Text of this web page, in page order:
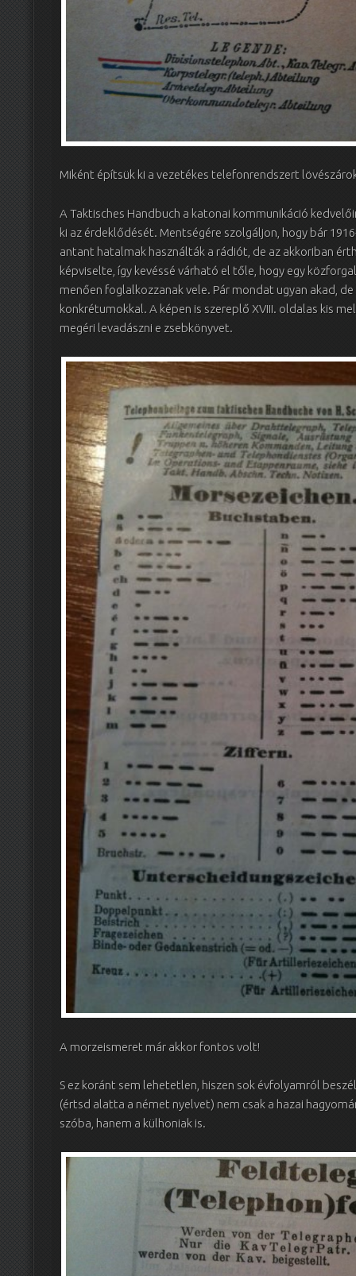
Miként építsük ki a vezetékes telefonrendszert
A Taktisches Handbuch a katonai kommunikáció
ki az érdeklődését. Mentségére szolgáljon, hogy bár
antant hatalmak használták a rádiót, de az akkoriban
képviselte, így kevéssé várható el tőle, hogy egy
menően foglalkozzanak vele. Pár mondat ugyan akad,
konkrétumokkal. A képen is szereplő XVIII. oldalas kis
megéri levadászni e zsebkönyvet.
A morzeismeret már akkor fontos volt!
S ez koránt sem lehetetlen, hiszen sok évfolyamról
(értsd alatta a német nyelvet) nem csak a hazai
szóba, hanem a külhoniak is.